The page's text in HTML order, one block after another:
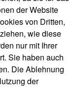
der Website
von Dritten,
wie diese
nur mit Ihrer
Sie haben auch
Die Ablehnung
der